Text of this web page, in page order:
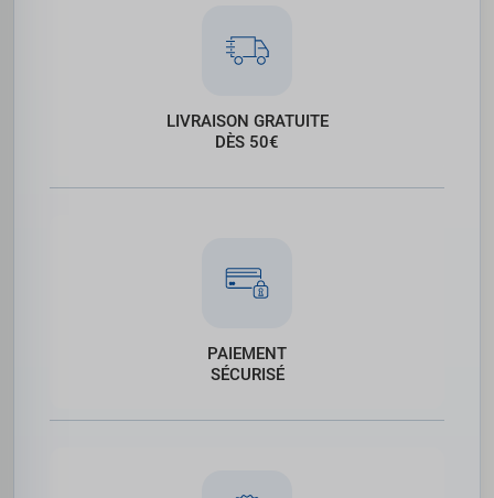
LIVRAISON GRATUITE
DÈS 50€
PAIEMENT
SÉCURISÉ